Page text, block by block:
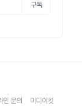
구독
인 문의 미디어킷